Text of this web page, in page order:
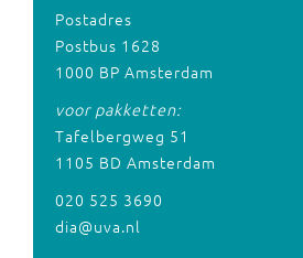
Postadres
Postbus 1628
1000 BP Amsterdam
voor pakketten:
Tafelbergweg 51
1105 BD Amsterdam
020 525 3690
dia@uva.nl